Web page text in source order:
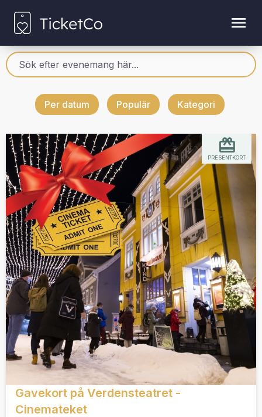
Per datum Populär Kategori
Gavekort på Verdensteatret -
Cinemateket
PRESENTKORT